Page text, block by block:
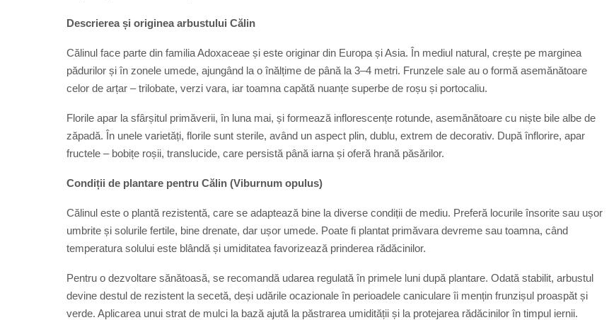
Descrierea și originea arbustului Călin
Călinul face parte din familia Adoxaceae și este originar din Europa și Asia. În mediul natural, crește pe marginea
pădurilor și în zonele umede, ajungând la o înălțime de până la 3–4 metri. Frunzele sale au o formă asemănătoare
celor de arțar – trilobate, verzi vara, iar toamna capătă nuanțe superbe de roșu și portocaliu.
Florile apar la sfârșitul primăverii, în luna mai, și formează inflorescențe rotunde, asemănătoare cu niște bile albe de
zăpadă. În unele varietăți, florile sunt sterile, având un aspect plin, dublu, extrem de decorativ. După înflorire, apar
fructele – bobițe roșii, translucide, care persistă până iarna și oferă hrană păsărilor.
Condiții de plantare pentru Călin (Viburnum opulus)
Călinul este o plantă rezistentă, care se adaptează bine la diverse condiții de mediu. Preferă locurile însorite sau ușor
umbrite și solurile fertile, bine drenate, dar ușor umede. Poate fi plantat primăvara devreme sau toamna, când
temperatura solului este blândă și umiditatea favorizează prinderea rădăcinilor.
Pentru o dezvoltare sănătoasă, se recomandă udarea regulată în primele luni după plantare. Odată stabilit, arbustul
devine destul de rezistent la secetă, deși udările ocazionale în perioadele caniculare îi mențin frunzișul proaspăt și
verde. Aplicarea unui strat de mulci la bază ajută la păstrarea umidității și la protejarea rădăcinilor în timpul iernii.